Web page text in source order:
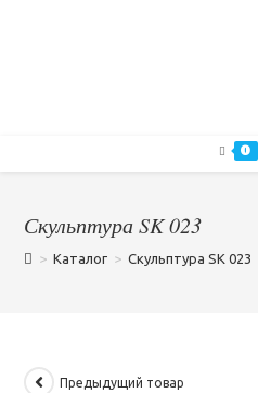
0
Скульптура SK 023
> Каталог > Скульптура SK 023
Предыдущий товар